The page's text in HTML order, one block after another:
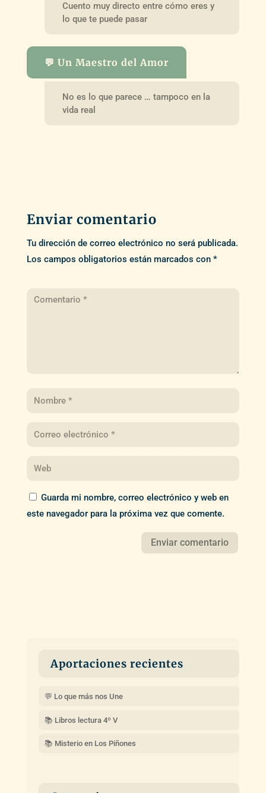
Cuento muy directo entre cómo eres y
lo que te puede pasar
💬 Un Maestro del Amor
No es lo que parece … tampoco en la
vida real
Enviar comentario
Tu dirección de correo electrónico no será publicada.
Los campos obligatorios están marcados con *
Guarda mi nombre, correo electrónico y web en
este navegador para la próxima vez que comente.
Aportaciones recientes
💬 Lo que más nos Une
📚 Libros lectura 4º V
📚 Misterio en Los Piñones